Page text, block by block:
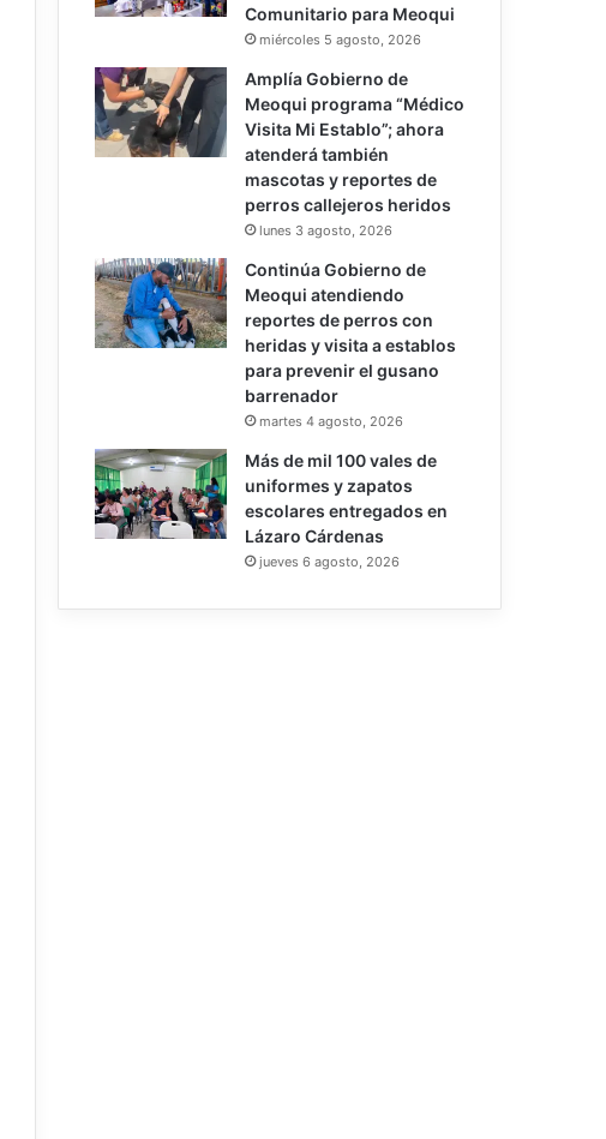
Comunitario para Meoqui
miércoles 5 agosto, 2026
Amplía Gobierno de
Meoqui programa “Médico
Visita Mi Establo”; ahora
atenderá también
mascotas y reportes de
perros callejeros heridos
lunes 3 agosto, 2026
Continúa Gobierno de
Meoqui atendiendo
reportes de perros con
heridas y visita a establos
para prevenir el gusano
barrenador
martes 4 agosto, 2026
Más de mil 100 vales de
uniformes y zapatos
escolares entregados en
Lázaro Cárdenas
jueves 6 agosto, 2026